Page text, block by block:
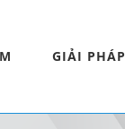
GIẢI PHÁP